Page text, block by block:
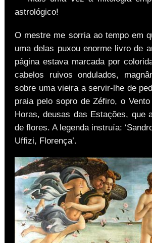
astrológico!
O mestre me sorria ao tempo em
uma delas puxou enorme livro de
página estava marcada por
cabelos ruivos ondulados,
sobre uma vieira a servir-lhe de
praia pelo sopro de Zéfiro, o
Horas, deusas das Estações, que
de flores. A legenda instruía:
Uffizi, Florença’.